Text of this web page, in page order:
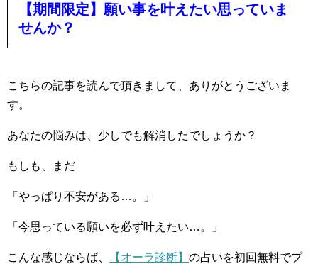
【期間限定】願い事を叶えたい思っていま
せんか？
こちらの記事を読んで頂きまして、ありがとうございま
す。
あなたの悩みは、少しでも解消したでしょうか？
もしも、まだ
「やっぱり不安がある…。」
「今思っている願いを必ず叶えたい…。」
こんな感じならば、 【オーラ診断】 の占いを初回無料でプ